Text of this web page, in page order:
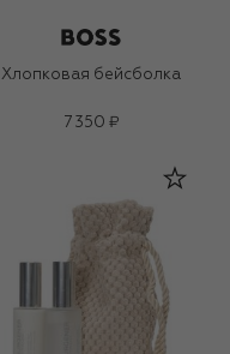
Хлопковая бейсболка
7 350 ₽